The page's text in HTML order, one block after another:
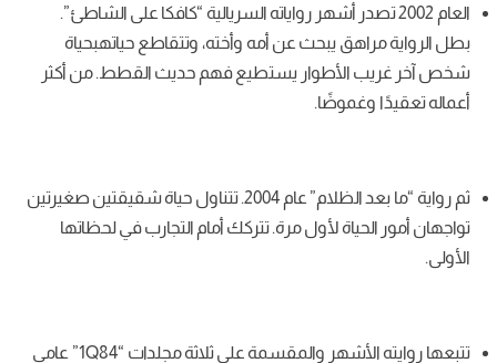
تصدر أشهر رواياته السريالية “كافكا على الشاطئ”.
يبحث عن أمه وأخته، وتتقاطع حياتهبحياة
يستطيع فهم حديث القطط. من أكثر
ثم رواية “ما بعد الظلام” عام 2004. تتناول حياة شقيقتين صغيرتين
لأول مرة. تتركك أمام التجارب في لحظاتها
تتبعها روايته الأشهر والمقسمة على ثلاثة مجلدات “1Q84” عامي